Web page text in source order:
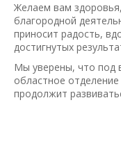
Желаем вам
благородной
приносит радость,
достигнутых
Мы уверены, что под
областное
продолжит